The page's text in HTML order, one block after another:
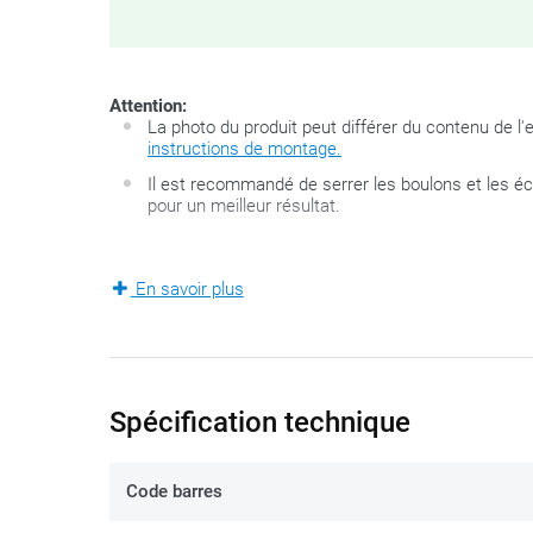
Attention:
La photo du produit peut différer du contenu de
instructions de montage.
Il est recommandé de serrer les boulons et les
pour un meilleur résultat.
Celui qui veut utiliser une sacoche de réservoir a le
montage permet de monter spécifiquement ces
L’anneau de fixation en plastiqueZT480F-2R
En savoir plus
Spécification technique
Code barres